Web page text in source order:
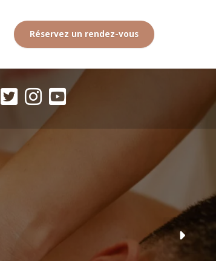
Réservez un rendez-vous